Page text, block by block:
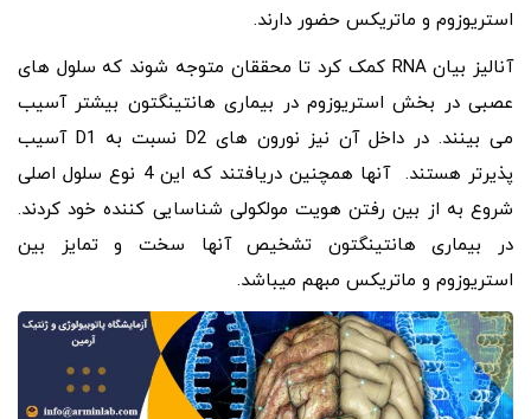
استریوزوم و ماتریکس حضور دارند.
آنالیز بیان RNA کمک کرد تا محققان متوجه شوند که سلول های
عصبی در بخش استریوزوم در بیماری هانتینگتون بیشتر آسیب
می بینند. در داخل آن نیز نورون های D2 نسبت به D1 آسیب
پذیرتر هستند. آنها همچنین دریافتند که این 4 نوع سلول اصلی
شروع به از بین رفتن هویت مولکولی شناسایی کننده خود کردند.
در بیماری هانتینگتون تشخیص آنها سخت و تمایز بین
استریوزوم و ماتریکس مبهم میباشد.